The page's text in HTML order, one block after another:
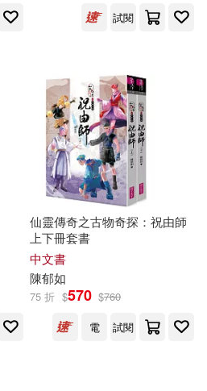
郭瀞婷(4)
春子(3)
敦怜(3)
(1)
部運輸研究所(1)
處(1)
試閱
仙靈傳奇之古物奇探：祝由師
上下冊套書
中文書
陳郁如
75 折 $570 $760
電
試閱